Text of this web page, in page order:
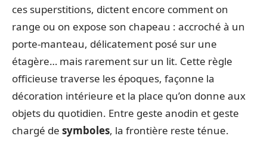
ces superstitions, dictent encore comment on
range ou on expose son chapeau : accroché à un
porte-manteau, délicatement posé sur une
étagère… mais rarement sur un lit. Cette règle
officieuse traverse les époques, façonne la
décoration intérieure et la place qu’on donne aux
objets du quotidien. Entre geste anodin et geste
chargé de symboles, la frontière reste ténue.